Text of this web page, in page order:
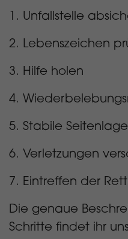
1. Unfallstelle
2. Lebenszeichen
3. Hilfe holen
4.
5. Stabile
6. Verletzungen
7. Eintreffen der
Die genaue
Schritte findet ihr